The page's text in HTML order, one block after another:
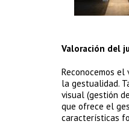
Valoración del
Reconocemos
la gestualidad.
visual (gestión
que ofrece el
características